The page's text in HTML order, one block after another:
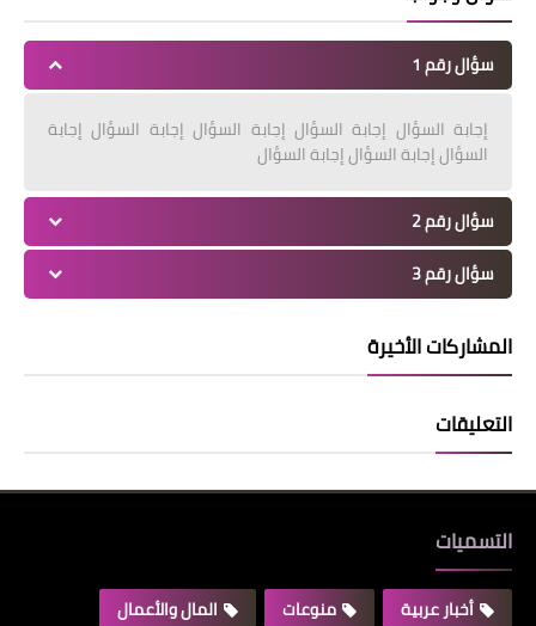
سؤال رقم 1
إجابة السؤال إجابة السؤال إجابة السؤال إجابة السؤال إجابة
السؤال إجابة السؤال إجابة السؤال
سؤال رقم 2
سؤال رقم 3
المشاركات الأخيرة
التعليقات
التسميات
أخبار عربية منوعات
المال والأعمال